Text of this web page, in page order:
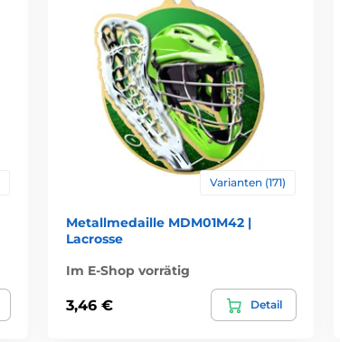
Varianten (171)
Metallmedaille MDM01M42 |
Lacrosse
Im E-Shop vorrätig
3,46 € Detail